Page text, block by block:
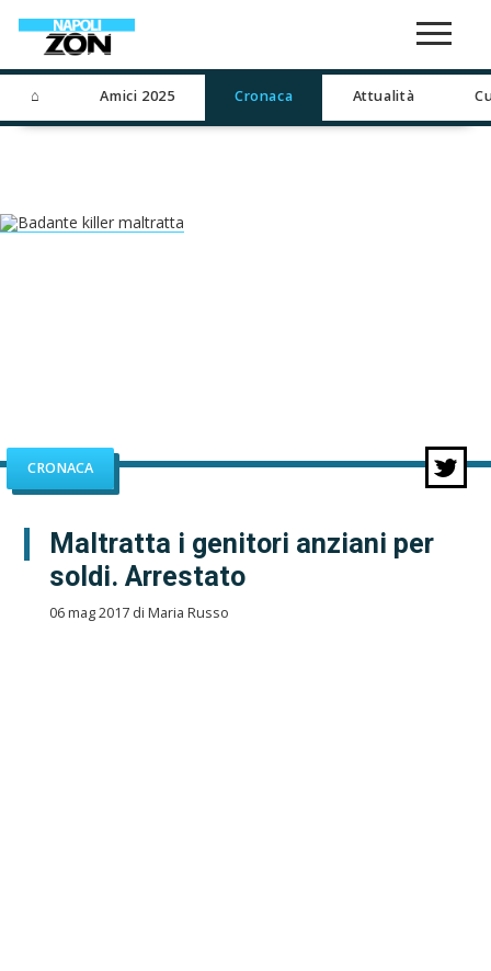
⌂ Amici 2025 Cronaca Attualità
CRONACA
Maltratta i genitori anziani per
soldi. Arrestato
06 mag 2017 di Maria Russo